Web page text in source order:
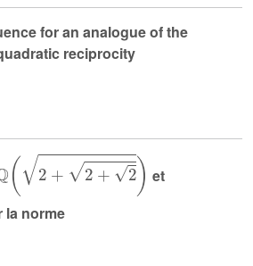
for an analogue of the
reciprocity
2+ 2+2
et
la norme